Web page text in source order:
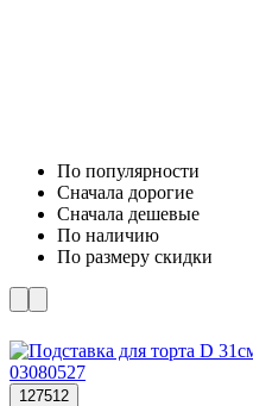
По популярности
Cначала дорогие
Cначала дешевые
По наличию
По размеру скидки
127512